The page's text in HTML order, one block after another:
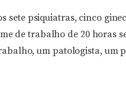
psiquiatras, cinco
de trabalho de 20 horas
um patologista, um